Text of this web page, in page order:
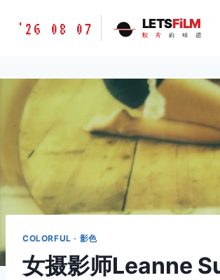
胶
味
道
LETSFILM
'26 08 07 LETSFiLM
胶 片 的 味 道
COLORFUL · 影色
女摄影师Leanne